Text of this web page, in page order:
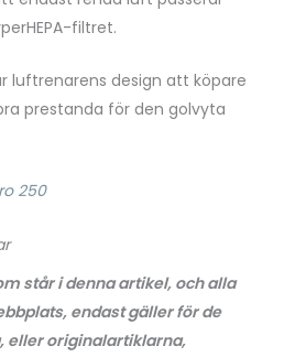
filtret.
luftrenarens design att köpare
prestanda för den golvyta
250
står i denna artikel, och alla
endast gäller för de
eller originalartiklarna,